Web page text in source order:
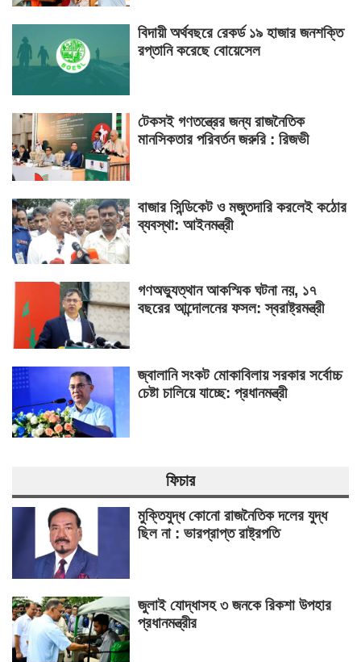
বিদায়ী অর্থবছরে রেকর্ড ১৯ হাজার জনশক্তি
রপ্তানি করেছে বোয়েসেল
টেকসই গণতন্ত্রের জন্য রাজনৈতিক
মানসিকতার পরিবর্তন জরুরি : রিজভী
বাজার সিন্ডিকেট ও মজুতদারি করলেই কঠোর
ব্যবস্থা: আইনমন্ত্রী
গণঅভ্যুত্থান আকস্মিক ঘটনা নয়, ১৭
বছরের আন্দোলনের ফসল: স্বরাষ্ট্রমন্ত্রী
জ্বালানি সংকট মোকাবিলায় সরকার সর্বোচ্চ
চেষ্টা চালিয়ে যাচ্ছে: প্রধানমন্ত্রী
ফিচার
মুক্তিযুদ্ধ কোনো রাজনৈতিক দলের যুদ্ধ
ছিল না : ভারপ্রাপ্ত রাষ্ট্রপতি
জুলাই যোদ্ধাসহ ৩ জনকে রিকশা উপহার
প্রধানমন্ত্রীর